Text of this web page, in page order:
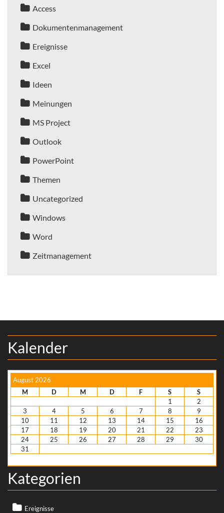
Access
Dokumentenmanagement
Ereignisse
Excel
Ideen
Meinungen
MS Project
Outlook
PowerPoint
Themen
Uncategorized
Windows
Word
Zeitmanagement
Kalender
August 2026
M
D M D F S
S
1
2
3
4 5 6 7 8
9
10
11 12 13 14 15
16
17
18 19 20 21 22
23
24
25 26 27 28 29
30
31
Kategorien
Ereignisse